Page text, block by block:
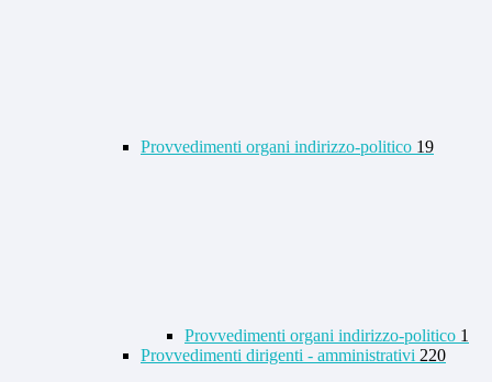
Provvedimenti organi indirizzo-politico 19
Provvedimenti organi indirizzo-politico 1
Provvedimenti dirigenti - amministrativi 220